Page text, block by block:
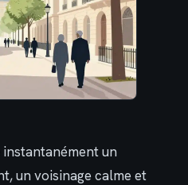
instantanément un
un voisinage calme et